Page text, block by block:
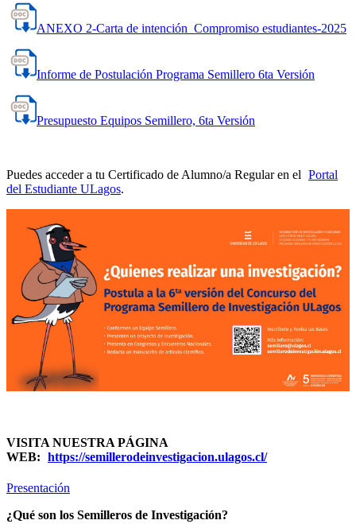
ANEXO 2-Carta de intención_Compromiso estudiantes-2025
Informe de Postulación Programa Semillero 6ta Versión
Presupuesto Equipos Semillero, 6ta Versión
Puedes acceder a tu Certificado de Alumno/a Regular en el Portal
del Estudiante ULagos.
VISITA NUESTRA PÁGINA
WEB: https://semillerodeinvestigacion.ulagos.cl/
Presentación
¿Qué son los Semilleros de Investigación?